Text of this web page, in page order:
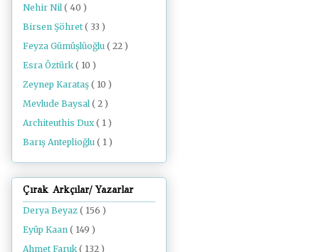
Nehir Nil ( 40 )
Birsen Şöhret ( 33 )
Feyza Gümüşlüoğlu ( 22 )
Esra Öztürk ( 10 )
Zeynep Karataş ( 10 )
Mevlude Baysal ( 2 )
Architeuthis Dux ( 1 )
Barış Anteplioğlu ( 1 )
Çırak Arkçılar/ Yazarlar
Derya Beyaz ( 156 )
Eyüp Kaan ( 149 )
Ahmet Faruk ( 132 )